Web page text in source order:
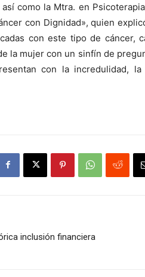
como la Mtra. en
con Dignidad», quien
con este tipo de cáncer,
la mujer con un sinfín de
con la incredulidad,
inclusión financiera